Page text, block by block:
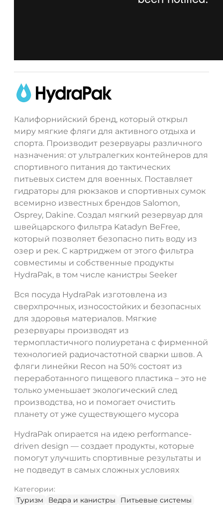
Калифорнийский бренд, который открыл
миру мягкие фляги для активного отдыха и
спорта. Производит резервуары различного
назначения: от ультралегких контейнеров для
спортивного питания до тактических
питьевых систем для военных. Поставляет
гидраторы для рюкзаков и спортивных сумок
всемирно известных брендов Salomon,
Osprey, Dakine. Создал мягкий резервуар для
швейцарского фильтра Katadyn BeFree,
который позволяет безопасно пить воду из
озер и рек. С картриджем от этого фильтра
совместимы и собственные продукты
HydraPak, в том числе канистры Seeker
Вся посуда HydraPak изготовлена из
сверхпрочных, износостойких и безопасных
для здоровья материалов. Мягкие
резервуары производят из
термопластичного полиуретана с фирменной
технологией радиочастотной сварки швов. А
фляги линейки Recon на 50% состоят из
переработанного пищевого пластика – это не
только уменьшает экологический след
производства, но и помогает очистить
планету от уже существующего мусора
HydraPak опирается на идею performance-
driven design — создает продукты, которые
помогут улучшить спортивные результаты и
не подведут в самых сложных условиях
Категории:
Туризм
Ведра и канистры
Питьевые системы
ДА НЕТ